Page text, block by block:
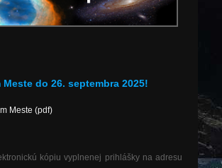
do 26. septembra 2025!
Meste (pdf)
kópiu vyplnenej prihlášky na adresu